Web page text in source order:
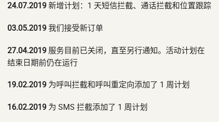
24.07.2019 新增计划：1 天短信拦截、通话拦截和位置跟踪
03.05.2019 我们接受新订单
27.04.2019 服务目前已关闭，直至另行通知。活动计划在
结束日期前仍在运行
19.02.2019 为呼叫拦截和呼叫重定向添加了 1 周计划
16.02.2019 为 SMS 拦截添加了 1 周计划